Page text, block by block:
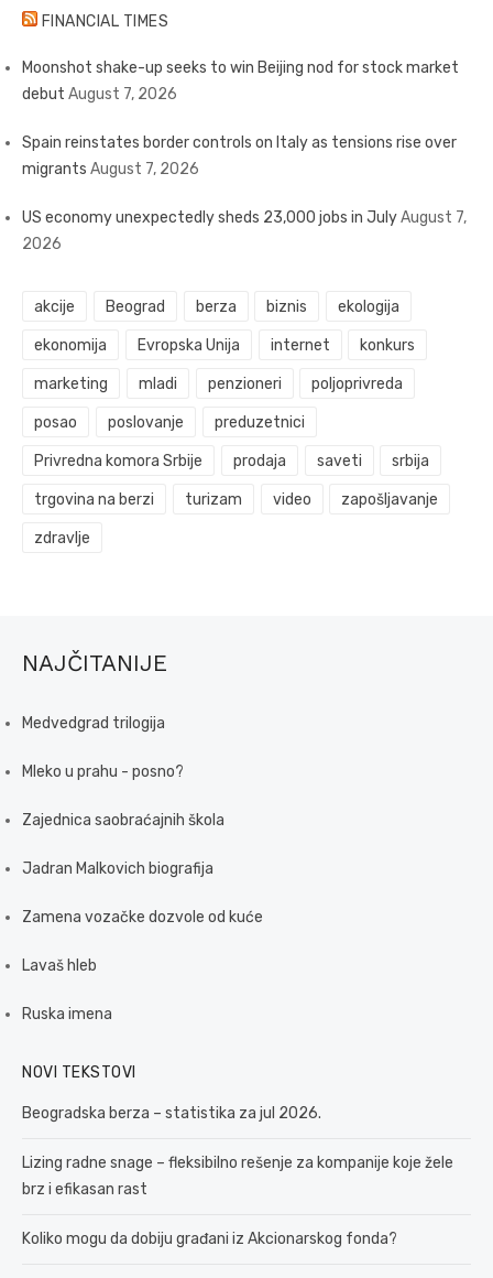
FINANCIAL TIMES
Moonshot shake-up seeks to win Beijing nod for stock market
debut August 7, 2026
Spain reinstates border controls on Italy as tensions rise over
migrants August 7, 2026
US economy unexpectedly sheds 23,000 jobs in JulyAugust 7,
2026
akcije Beograd berza biznis ekologija
ekonomija Evropska Unija internet konkurs
marketing mladi penzioneri poljoprivreda
posao poslovanje preduzetnici
Privredna komora Srbije prodaja saveti srbija
trgovina na berzi turizam video zapošljavanje
zdravlje
NAJČITANIJE
Medvedgrad trilogija
Mleko u prahu - posno?
Zajednica saobraćajnih škola
Jadran Malkovich biografija
Zamena vozačke dozvole od kuće
Lavaš hleb
Ruska imena
NOVI TEKSTOVI
Beogradska berza – statistika za jul 2026.
Lizing radne snage – fleksibilno rešenje za kompanije koje žele
brz i efikasan rast
Koliko mogu da dobiju građani iz Akcionarskog fonda?